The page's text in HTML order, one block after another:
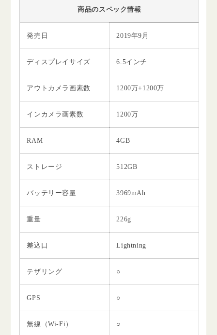
商品のスペック情報
発売日 2019年9月
ディスプレイサイズ 6.5インチ
アウトカメラ画素数 1200万+1200万
インカメラ画素数 1200万
RAM 4GB
ストレージ 512GB
バッテリー容量 3969mAh
重量 226g
差込口 Lightning
テザリング ○
GPS ○
無線（Wi-Fi） ○